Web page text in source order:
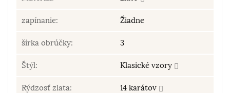
zapínanie: Žiadne
šírka obrúčky: 3
Štýl: Klasické vzory
Rýdzosť zlata: 14 karátov